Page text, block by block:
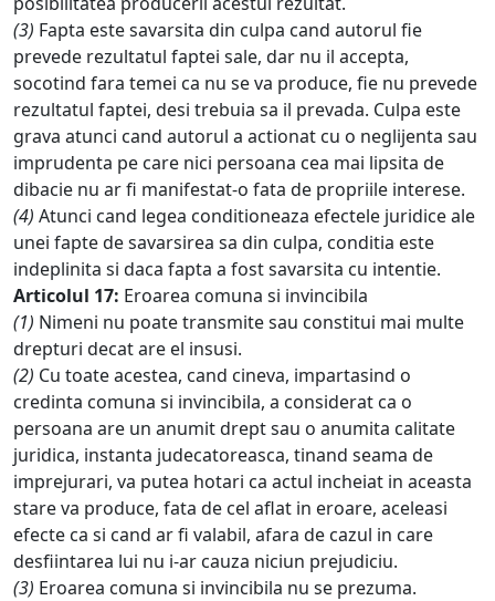
(3) Fapta este savarsita din culpa cand autorul fie
prevede rezultatul faptei sale, dar nu il accepta,
socotind fara temei ca nu se va produce, fie nu prevede
rezultatul faptei, desi trebuia sa il prevada. Culpa este
grava atunci cand autorul a actionat cu o neglijenta sau
imprudenta pe care nici persoana cea mai lipsita de
dibacie nu ar fi manifestat-o fata de propriile interese.
(4) Atunci cand legea conditioneaza efectele juridice ale
unei fapte de savarsirea sa din culpa, conditia este
indeplinita si daca fapta a fost savarsita cu intentie.
Articolul 17: Eroarea comuna si invincibila
(1) Nimeni nu poate transmite sau constitui mai multe
drepturi decat are el insusi.
(2) Cu toate acestea, cand cineva, impartasind o
credinta comuna si invincibila, a considerat ca o
persoana are un anumit drept sau o anumita calitate
juridica, instanta judecatoreasca, tinand seama de
imprejurari, va putea hotari ca actul incheiat in aceasta
stare va produce, fata de cel aflat in eroare, aceleasi
efecte ca si cand ar fi valabil, afara de cazul in care
desfiintarea lui nu i-ar cauza niciun prejudiciu.
(3) Eroarea comuna si invincibila nu se prezuma.